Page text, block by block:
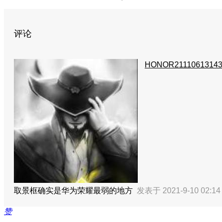
评论
取景框确实是华为荣耀最弱的地方 发表于 2021-9-10 02:14
赞